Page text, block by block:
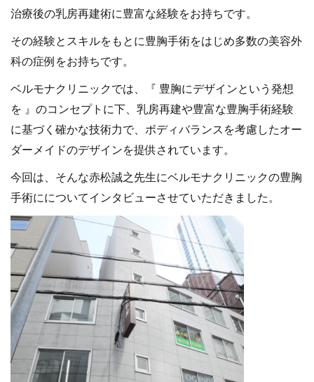
治療後の乳房再建術に豊富な経験をお持ちです。
その経験とスキルをもとに豊胸手術をはじめ多数の美容外
科の症例をお持ちです。
ベルモナクリニックでは、『 豊胸にデザインという発想
を 』のコンセプトに下、乳房再建や豊富な豊胸手術経験
に基づく確かな技術力で、ボディバランスを考慮したオー
ダーメイドのデザインを提供されています。
今回は、そんな赤松誠之先生にベルモナクリニックの豊胸
手術にについてインタビューさせていただきました。